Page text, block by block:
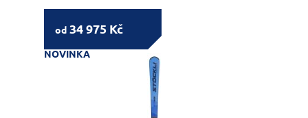
od 34 975 Kč
NOVINKA